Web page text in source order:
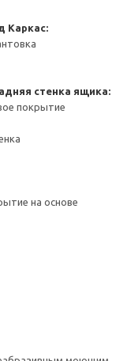
Каркас:
стенка ящика:
покрытие
на основе